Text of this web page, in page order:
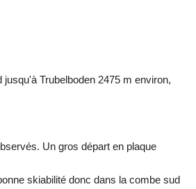
Trubelboden 2475 m environ,
Un gros départ en plaque
skiabilité donc dans la combe sud